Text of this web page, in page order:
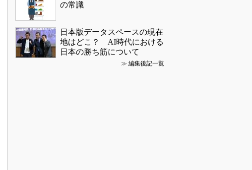
の常識
日本版データスペースの現在
地はどこ？ AI時代における
日本の勝ち筋について
≫ 編集後記一覧